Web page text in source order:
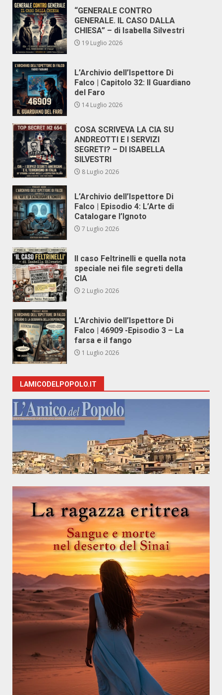
“GENERALE CONTRO
GENERALE. IL CASO DALLA
CHIESA” – di Isabella Silvestri
19 Luglio 2026
L’Archivio dell’Ispettore Di
Falco | Capitolo 32: Il Guardiano
del Faro
14 Luglio 2026
COSA SCRIVEVA LA CIA SU
ANDREOTTI E I SERVIZI
SEGRETI? – DI ISABELLA
SILVESTRI
8 Luglio 2026
L’Archivio dell’Ispettore Di
Falco | Episodio 4: L’Arte di
Catalogare l’Ignoto
7 Luglio 2026
Il caso Feltrinelli e quella nota
speciale nei file segreti della
CIA
2 Luglio 2026
L’Archivio dell’Ispettore Di
Falco | 46909 -Episodio 3 – La
farsa e il fango
1 Luglio 2026
LAMICODELPOPOLO.IT